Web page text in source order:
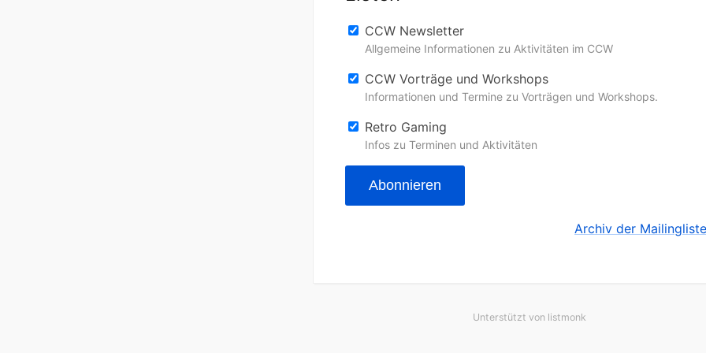
CCW Newsletter
Allgemeine Informationen zu Aktivitäten im CCW
CCW Vorträge und Workshops
Informationen und Termine zu Vorträgen und Workshops.
Retro Gaming
Infos zu Terminen und Aktivitäten
Abonnieren
Archiv der
Unterstützt von listmonk